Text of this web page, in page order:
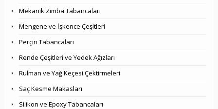
Mekanik Zımba Tabancaları
Mengene ve İşkence Çeşitleri
Perçin Tabancaları
Rende Çeşitleri ve Yedek Ağızları
Rulman ve Yağ Keçesi Çektirmeleri
Saç Kesme Makasları
Silikon ve Epoxy Tabancaları